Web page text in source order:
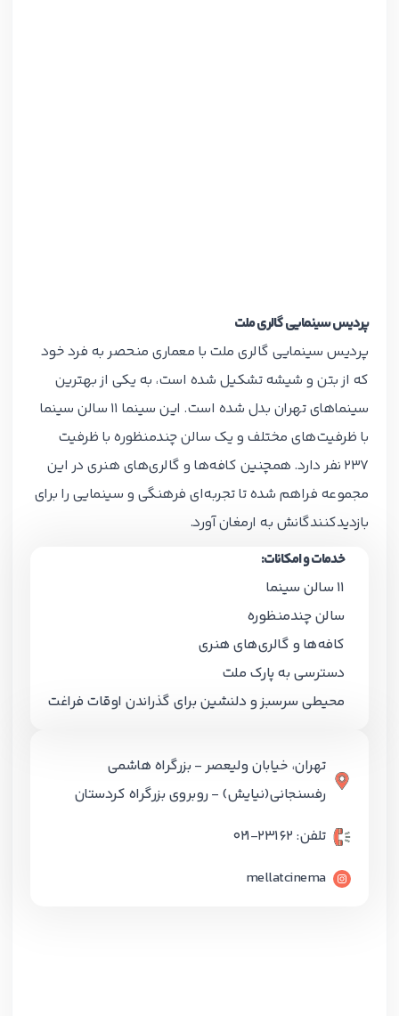
پردیس سینمایی گالری ملت
پردیس سینمایی گالری ملت با معماری منحصر به فرد خود
که از بتن و شیشه تشکیل شده است، به یکی از بهترین
سینماهای تهران بدل شده است. این سینما 11 سالن سینما
با ظرفیت‌های مختلف و یک سالن چندمنظوره با ظرفیت
237 نفر دارد. همچنین کافه‌ها و گالری‌های هنری در این
مجموعه فراهم شده تا تجربه‌ای فرهنگی و سینمایی را برای
بازدیدکنندگانش به ارمغان آورد.
خدمات و امکانات:
11 سالن سینما
سالن چندمنظوره
کافه‌ها و گالری‌های هنری
دسترسی به پارک ملت
محیطی سرسبز و دلنشین برای گذراندن اوقات فراغت
تهران، خیابان ولیعصر - بزرگراه هاشمی
رفسنجانی(نیایش) - روبروی بزرگراه کردستان
تلفن: ۲۳۱۶۲-۰۲۱
mellatcinema